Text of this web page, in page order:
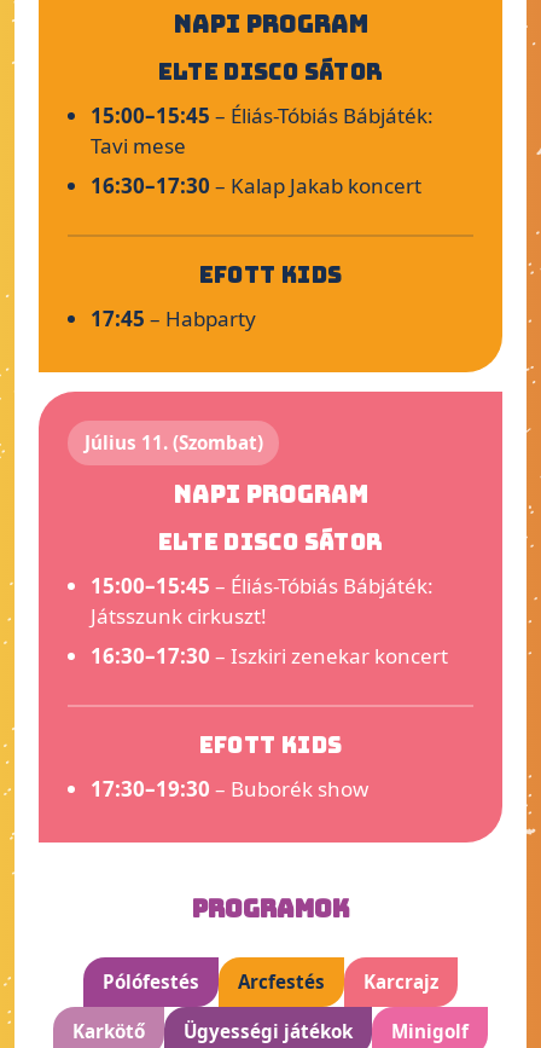
Napi program
ELTE Disco sátor
15:00–15:45 – Éliás-Tóbiás Bábjáték:
Tavi mese
16:30–17:30 – Kalap Jakab koncert
EFOTT Kids
17:45 – Habparty
Július 11. (Szombat)
Napi program
ELTE Disco sátor
15:00–15:45 – Éliás-Tóbiás Bábjáték:
Játsszunk cirkuszt!
16:30–17:30 – Iszkiri zenekar koncert
EFOTT Kids
17:30–19:30 – Buborék show
PROGRAMOK
Pólófestés Arcfestés Karcrajz
Karkötő Ügyességi játékok Minigolf